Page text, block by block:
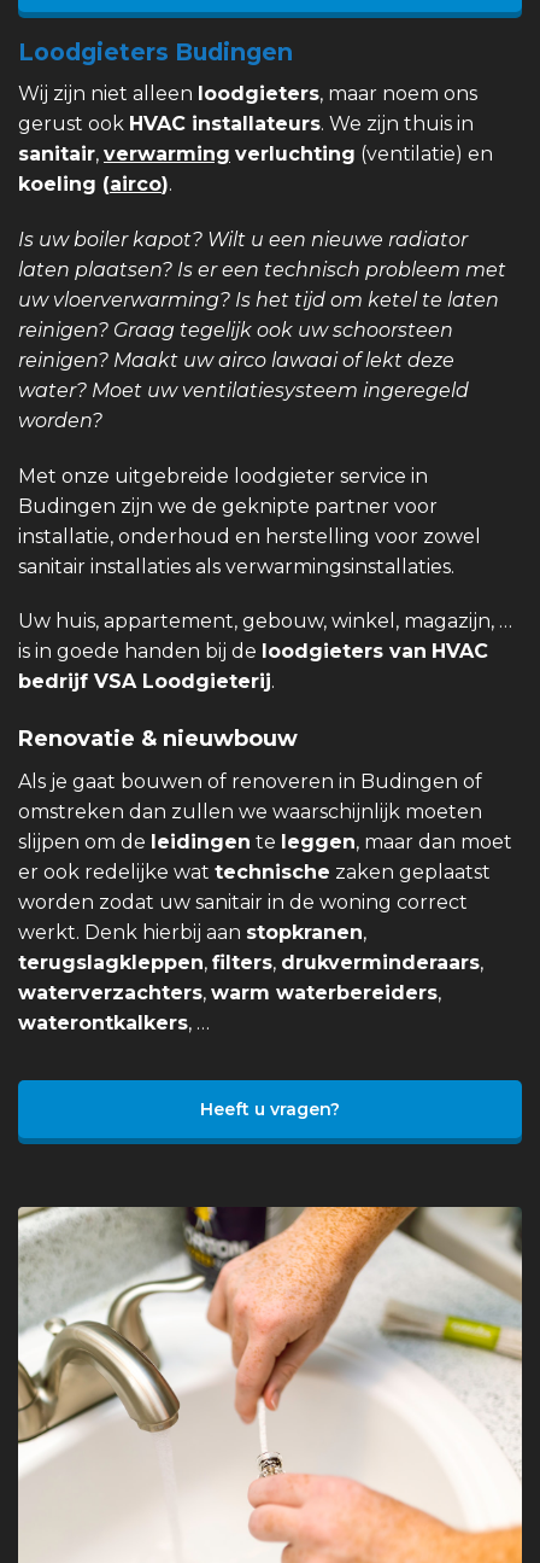
Loodgieters Budingen
Wij zijn niet alleen loodgieters, maar noem ons
gerust ook HVAC installateurs. We zijn thuis in
sanitair, verwarming verluchting (ventilatie) en
koeling (airco).
Is uw boiler kapot? Wilt u een nieuwe radiator
laten plaatsen? Is er een technisch probleem met
uw vloerverwarming? Is het tijd om ketel te laten
reinigen? Graag tegelijk ook uw schoorsteen
reinigen? Maakt uw airco lawaai of lekt deze
water? Moet uw ventilatiesysteem ingeregeld
worden?
Met onze uitgebreide loodgieter service in
Budingen zijn we de geknipte partner voor
installatie, onderhoud en herstelling voor zowel
sanitair installaties als verwarmingsinstallaties.
Uw huis, appartement, gebouw, winkel, magazijn, …
is in goede handen bij de loodgieters van HVAC
bedrijf VSA Loodgieterij.
Renovatie & nieuwbouw
Als je gaat bouwen of renoveren in Budingen of
omstreken dan zullen we waarschijnlijk moeten
slijpen om de leidingen te leggen, maar dan moet
er ook redelijke wat technische zaken geplaatst
worden zodat uw sanitair in de woning correct
werkt. Denk hierbij aan stopkranen,
terugslagkleppen, filters, drukverminderaars,
waterverzachters, warm waterbereiders,
waterontkalkers, …
Heeft u vragen?